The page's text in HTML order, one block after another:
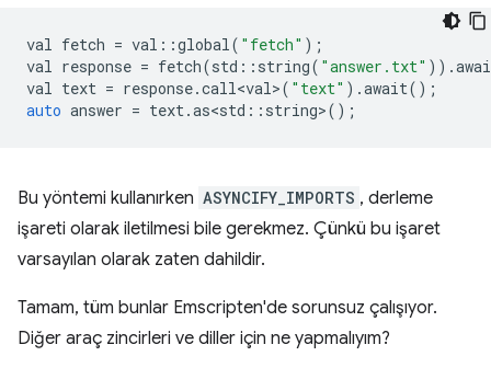
val fetch = val ::global( "fetch" );
val response = fetch(std :: string( "answer.txt" )).
val text = response.call<val>( "text" ).await();
auto answer = text.as<std :: string>();
Bu yöntemi kullanırken ASYNCIFY_IMPORTS , derleme
işareti olarak iletilmesi bile gerekmez. Çünkü bu işaret
varsayılan olarak zaten dahildir.
Tamam, tüm bunlar Emscripten'de sorunsuz çalışıyor.
Diğer araç zincirleri ve diller için ne yapmalıyım?